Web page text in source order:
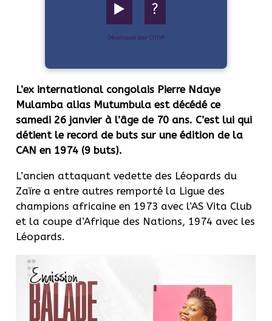
▶️ ?
Développé par OTIYA
L’ex international congolais Pierre Ndaye
Mulamba alias Mutumbula est décédé ce
samedi 26 janvier à l’âge de 70 ans. C’est lui qui
détient le record de buts sur une édition de la
CAN en 1974 (9 buts).
L’ancien attaquant vedette des Léopards du
Zaïre a entre autres remporté la Ligue des
champions africaine en 1973 avec l’AS Vita Club
et la coupe d’Afrique des Nations, 1974 avec les
Léopards.